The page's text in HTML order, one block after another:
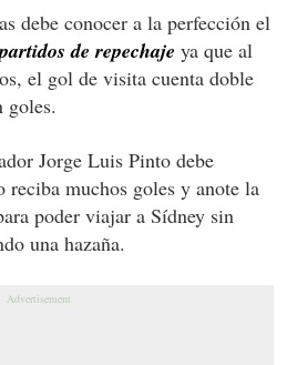
debe conocer a la perfección el
de repechaje ya que al
el gol de visita cuenta doble
goles.
Jorge Luis Pinto debe
reciba muchos goles y anote la
poder viajar a Sídney sin
una hazaña.